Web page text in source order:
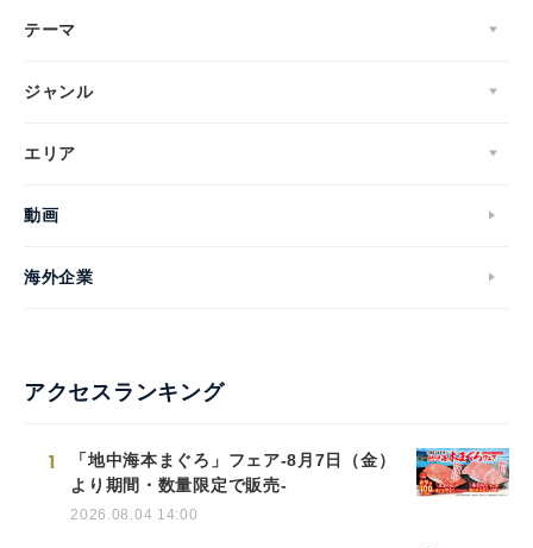
テーマ
ジャンル
エリア
動画
海外企業
アクセスランキング
1
「地中海本まぐろ」フェア-8月7日（金）
より期間・数量限定で販売-
2026.08.04 14:00